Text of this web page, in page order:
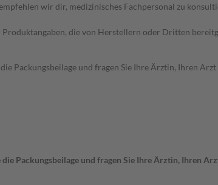
wir dir, medizinisches Fachpersonal zu
die von Herstellern oder Dritten
Packungsbeilage und fragen Sie Ihre Ärztin, Ihren
Packungsbeilage und fragen Sie Ihre Ärztin, Ihren